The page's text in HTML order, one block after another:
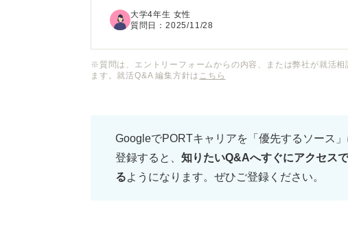
業側はそのような希望をどのように受け止め
方についても知りたいです。
大学4年生 女性
質問日：2025/11/28
※質問は、エントリーフォームからの内容、または弊社が就活
ます。就活Q&A 編集方針は こちら
GoogleでPORTキャリアを「優先するソース」
登録すると、 知りたいQ&Aへすぐにアクセス
るようになります。ぜひご登録ください。